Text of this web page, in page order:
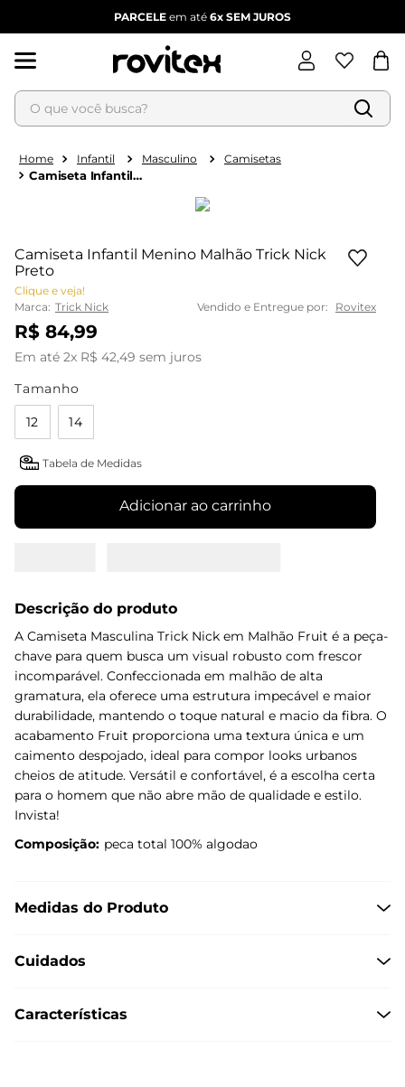
PARCELE em até 6x SEM JUROS
O que você busca?
Infantil Masculino Camisetas
Camiseta Infantil
Camiseta Infantil Menino Malhão Trick Nick
Preto
Clique e veja!
Marca: Trick Nick Vendido e Entregue por: Rovitex
R$ 84,99
Em até 2x R$ 42,49 sem juros
Tamanho
12 14
Tabela de Medidas
Adicionar ao carrinho
Descrição do produto
A Camiseta Masculina Trick Nick em Malhão Fruit é a peça-
chave para quem busca um visual robusto com frescor
incomparável. Confeccionada em malhão de alta
gramatura, ela oferece uma estrutura impecável e maior
durabilidade, mantendo o toque natural e macio da fibra. O
acabamento Fruit proporciona uma textura única e um
caimento despojado, ideal para compor looks urbanos
cheios de atitude. Versátil e confortável, é a escolha certa
para o homem que não abre mão de qualidade e estilo.
Invista!
Composição: peca total 100% algodao
Medidas do Produto
Cuidados
Características
Termos mais buscados
º
blusa feminina
5º
calça feminina
6º conjunto feminino